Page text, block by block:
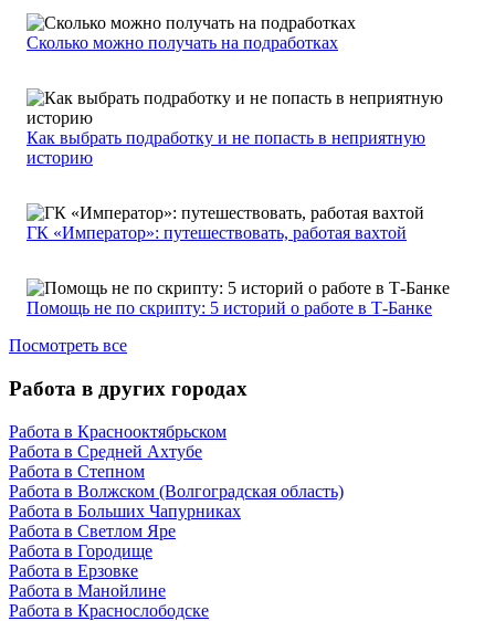
Сколько можно получать на подработках
Как выбрать подработку и не попасть в неприятную
историю
ГК «Император»: путешествовать, работая вахтой
Помощь не по скрипту: 5 историй о работе в Т-Банке
Посмотреть все
Работа в других городах
Работа в Краснооктябрьском
Работа в Средней Ахтубе
Работа в Степном
Работа в Волжском (Волгоградская область)
Работа в Больших Чапурниках
Работа в Светлом Яре
Работа в Городище
Работа в Ерзовке
Работа в Манойлине
Работа в Краснослободске